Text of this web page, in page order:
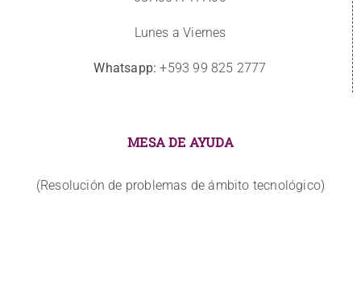
Lunes a Viernes
Whatsapp: +593 99 825 2777
MESA DE AYUDA
(Resolución de problemas de ámbito tecnológico)